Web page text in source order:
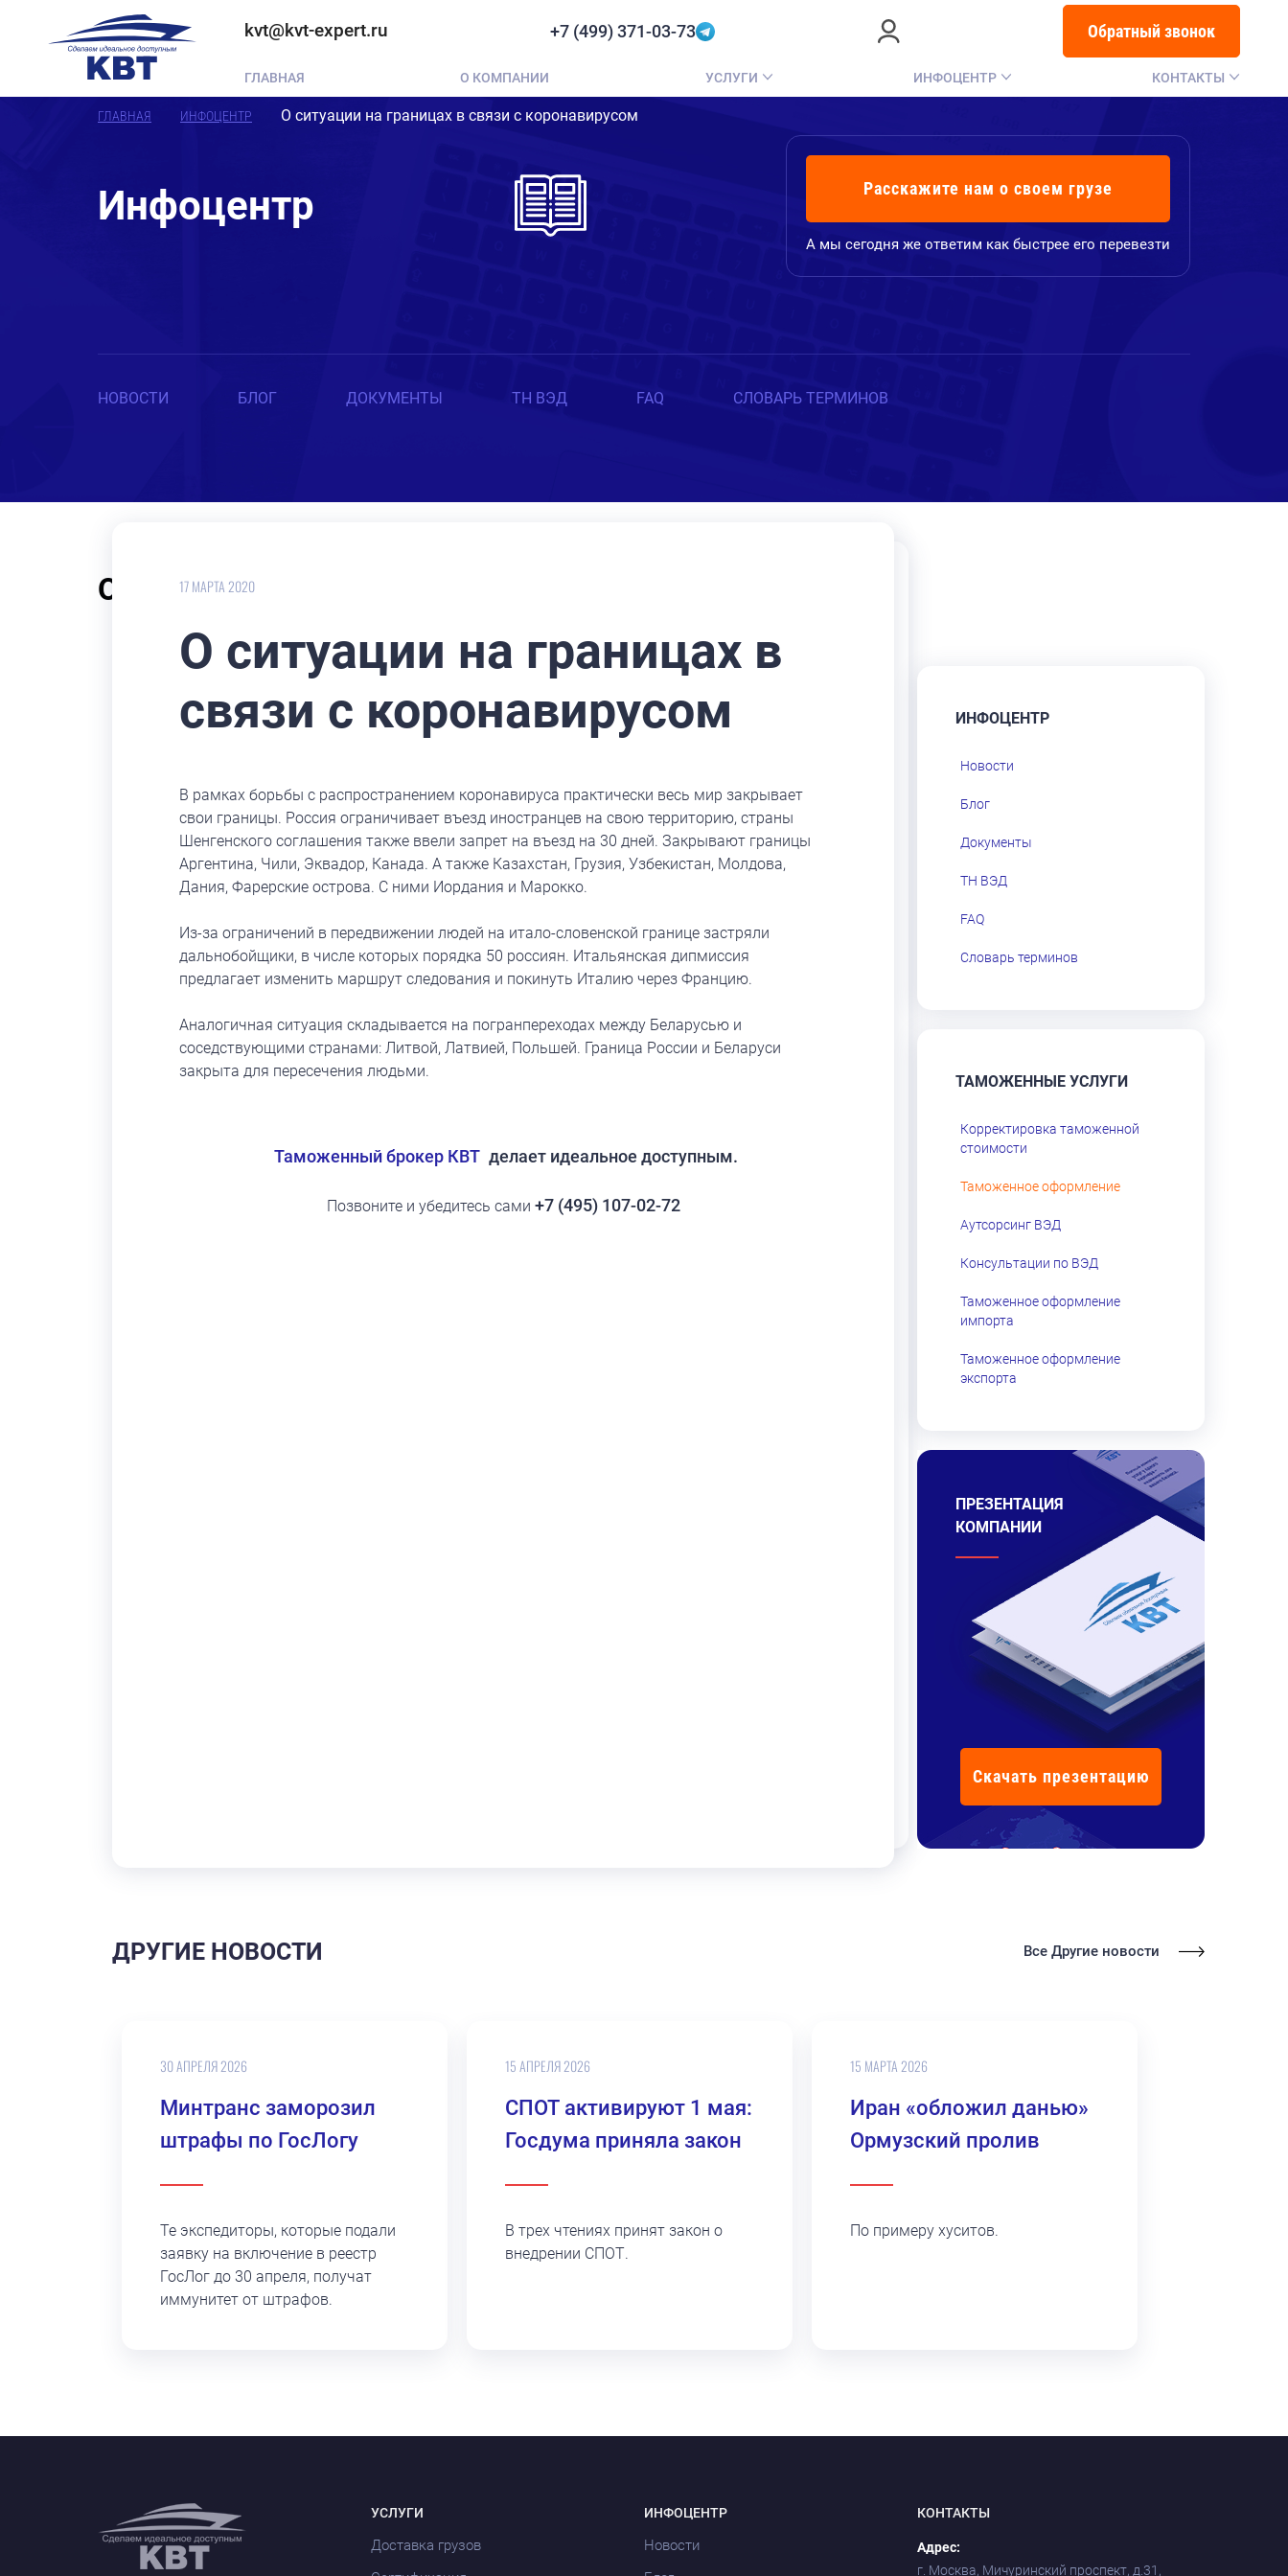
ГЛАВНАЯ О КОМПАНИИ УСЛУГИ ИНФОЦЕНТР КОНТАКТЫ
kvt@kvt-expert.ru +7 (499) 371-03-73 Обратный звонок
ГЛАВНАЯ ИНФОЦЕНТР О ситуации на границах в связи с коронавирусом
Инфоцентр Расскажите нам о своем грузе
А мы сегодня же ответим как быстрее его перевезти
НОВОСТИ БЛОГ ДОКУМЕНТЫ ТН ВЭД FAQ СЛОВАРЬ ТЕРМИНОВ
О ситуации на границах в связи с коронавирусом
17 МАРТА 2020
О ситуации на границах в
связи с коронавирусом
В рамках борьбы с распространением коронавируса практически весь мир закрывает
свои границы. Россия ограничивает въезд иностранцев на свою территорию, страны
Шенгенского соглашения также ввели запрет на въезд на 30 дней. Закрывают границы
Аргентина, Чили, Эквадор, Канада. А также Казахстан, Грузия, Узбекистан, Молдова,
Дания, Фарерские острова. С ними Иордания и Марокко.
Из-за ограничений в передвижении людей на итало-словенской границе застряли
дальнобойщики, в числе которых порядка 50 россиян. Итальянская дипмиссия
предлагает изменить маршрут следования и покинуть Италию через Францию.
Аналогичная ситуация складывается на погранпереходах между Беларусью и
соседствующими странами: Литвой, Латвией, Польшей. Граница России и Беларуси
закрыта для пересечения людьми.
Таможенный брокер КВТ делает идеальное доступным.
Позвоните и убедитесь сами +7 (495) 107-02-72
ИНФОЦЕНТР
Новости
Блог
Документы
ТН ВЭД
FAQ
Словарь терминов
ТАМОЖЕННЫЕ УСЛУГИ
Корректировка таможенной
стоимости
Таможенное оформление
Аутсорсинг ВЭД
Консультации по ВЭД
Таможенное оформление
импорта
Таможенное оформление
экспорта
ПРЕЗЕНТАЦИЯ
КОМПАНИИ
Скачать презентацию
ДРУГИЕ НОВОСТИ Все Другие новости
30 АПРЕЛЯ 2026
Минтранс заморозил
штрафы по ГосЛогу
Те экспедиторы, которые подали
заявку на включение в реестр
ГосЛог до 30 апреля, получат
иммунитет от штрафов.
15 АПРЕЛЯ 2026
СПОТ активируют 1 мая:
Госдума приняла закон
В трех чтениях принят закон о
внедрении СПОТ.
15 МАРТА 2026
Иран «обложил данью»
Ормузский пролив
По примеру хуситов.
УСЛУГИ
Доставка грузов
ИНФОЦЕНТР
Новости
КОНТАКТЫ
Адрес:
г. Москва, Мичуринский проспект, д.31,